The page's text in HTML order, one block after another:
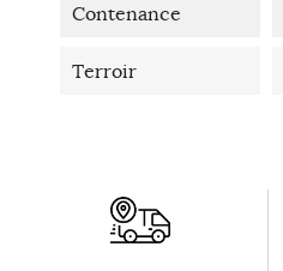
Contenance
Terroir